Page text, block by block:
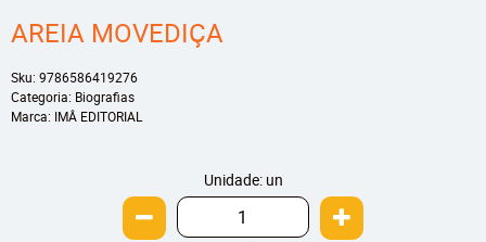
AREIA MOVEDIÇA
Sku: 9786586419276
Categoria: Biografias
Marca: IMÂ EDITORIAL
Unidade: un